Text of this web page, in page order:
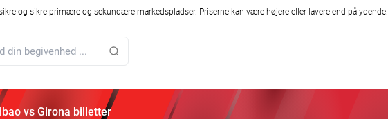
og sikre primære og sekundære markedspladser. Priserne kan være højere eller lavere end pålydende.
vs Girona billetter